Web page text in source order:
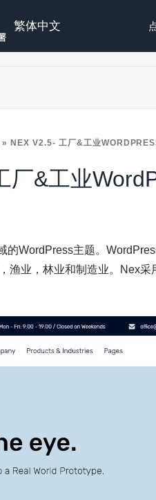
点
题
繁体中文
» NEX V2.5- 工厂&工业
厂&工业
的WordPress主题。
渔业，林业和制造业。Nex